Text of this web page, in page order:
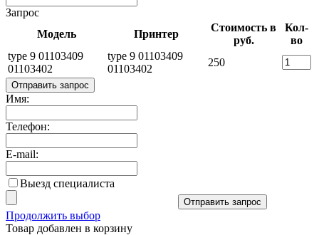
Запрос
Модель
Принтер
Стоимость в
руб.
Кол-
во
type 9 01103409
01103402
type 9 01103409
01103402
250
Отправить запрос
Имя:
Телефон:
E-mail:
Выезд специалиста
Отправить запрос
Продолжить выбор
Товар добавлен в корзину